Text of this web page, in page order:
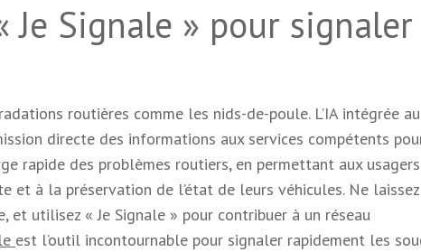
Je Signale » pour signaler
routières comme les nids-de-poule. L’IA intégrée au
directe des informations aux services compétents
rapide des problèmes routiers, en permettant aux usagers
à la préservation de l’état de leurs véhicules. Ne laissez
utilisez « Je Signale » pour contribuer à un réseau
est l’outil incontournable pour signaler rapidement les